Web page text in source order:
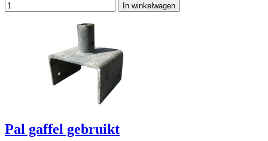
In winkelwagen
Pal gaffel gebruikt